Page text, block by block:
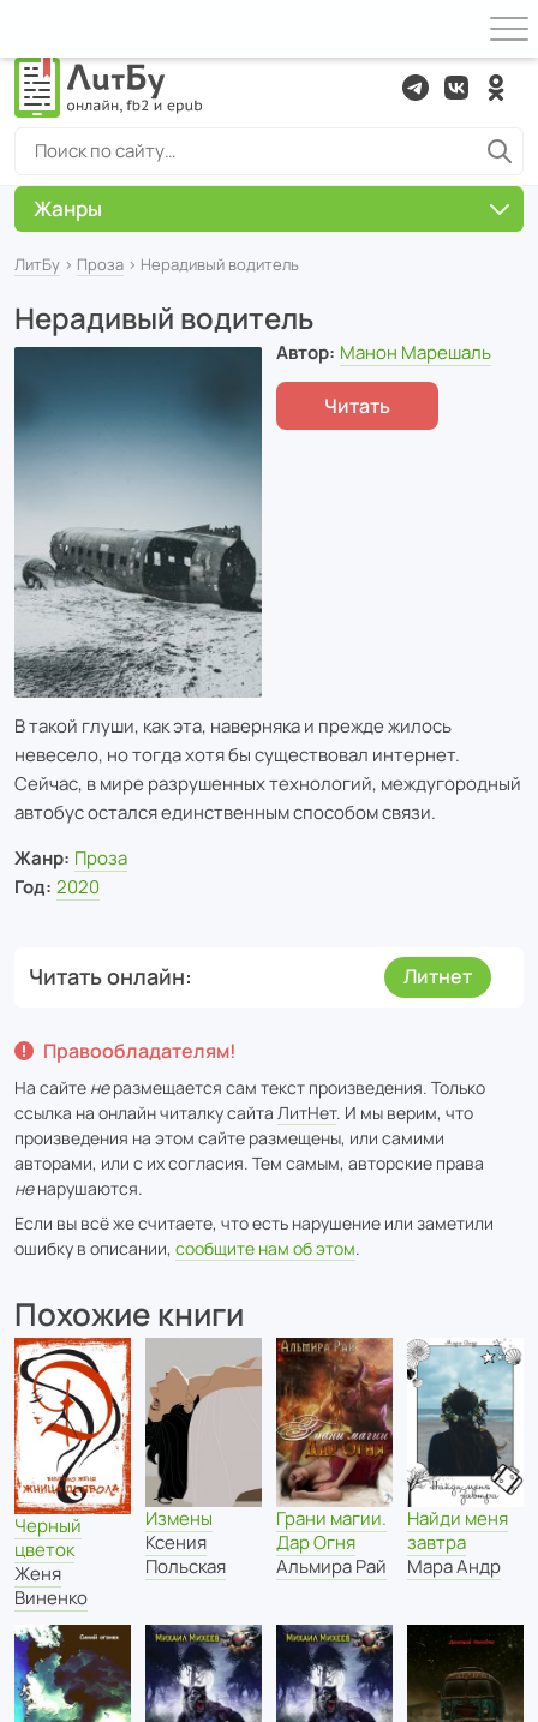
ЛитБу › Проза › Нерадивый водитель
Нерадивый водитель
Автор: Манон Марешаль
Читать
В такой глуши, как эта, наверняка и прежде жилось
невесело, но тогда хотя бы существовал интернет.
Сейчас, в мире разрушенных технологий, междугородный
автобус остался единственным способом связи.
Жанр: Проза
Год: 2020
Читать онлайн Литнет
Правообладателям!
На сайте неразмещается сам текст произведения. Только
ссылка на онлайн читалку сайта ЛитНет. И мы верим, что
произведения на этом сайте размещены, или самими
авторами, или с их согласия. Тем самым, авторские права
ненарушаются.
Если вы всё же считаете, что есть нарушение или заметили
ошибку в описании, сообщите нам об этом.
Похожие книги
Черный
цветок
Женя
Виненко
Измены
Ксения
Польская
Грани магии.
Дар Огня
Альмира Рай
Найди меня
завтра
Мара Андр
Жанры